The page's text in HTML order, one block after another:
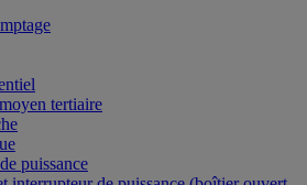
tertiaire
puissance